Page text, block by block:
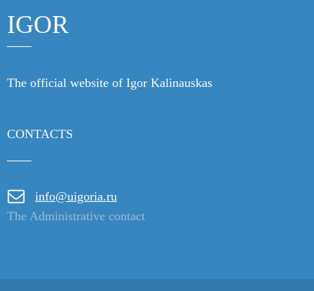
IGOR
The official website of Igor Kalinauskas
CONTACTS
info@uigoria.ru
The Administrative contact